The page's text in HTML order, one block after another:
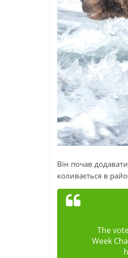
Він почав додавати
коливається в
The
Week